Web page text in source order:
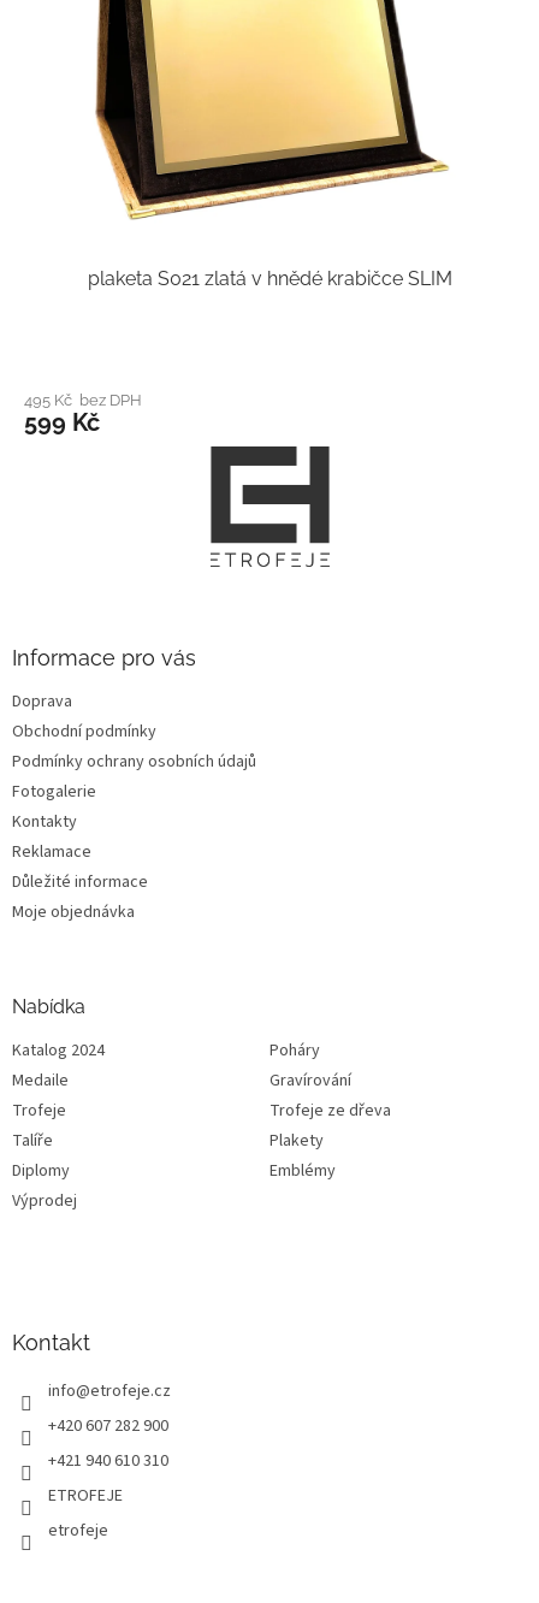
plaketa S021 zlatá v hnědé krabičce SLIM
495 Kč bez DPH
599 Kč
Informace pro vás
Doprava
Obchodní podmínky
Podmínky ochrany osobních údajů
Fotogalerie
Kontakty
Reklamace
Důležité informace
Moje objednávka
Nabídka
Katalog 2024
Poháry
Medaile
Gravírování
Trofeje
Trofeje ze dřeva
Talíře
Plakety
Diplomy
Emblémy
Výprodej
Kontakt
info@etrofeje.cz
+420 607 282 900
+421 940 610 310
ETROFEJE
etrofeje